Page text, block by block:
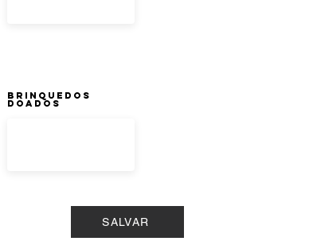
Brinquedos
doados
SALVAR